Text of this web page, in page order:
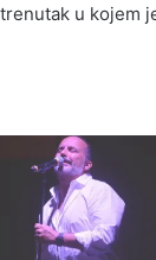
u kojem